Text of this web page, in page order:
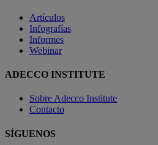
Artículos
Infografías
Informes
Webinar
ADECCO INSTITUTE
Sobre Adecco Institute
Contacto
SÍGUENOS